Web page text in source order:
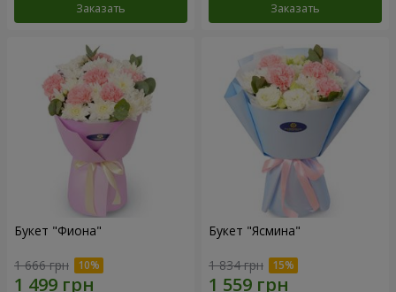
Заказать Заказать
Букет "Фиона"
1 666 грн
Букет "Ясмина"
1 834 грн